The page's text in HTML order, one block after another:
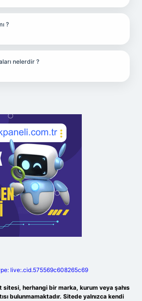
?
nelerdir ?
live:.cid.575569c608265c69
sitesi, herhangi bir marka, kurum veya şahıs
bulunmamaktadır. Sitede yalnızca kendi